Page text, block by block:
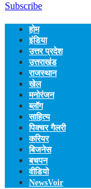
Subscribe
होम
इंडिया
उत्तर प्रदेश
उत्तराखंड
राजस्थान
खेल
मनोरंजन
ब्लॉग
साहित्य
पिक्चर गैलरी
करियर
बिजनेस
बचपन
वीडियो
NewsVoir